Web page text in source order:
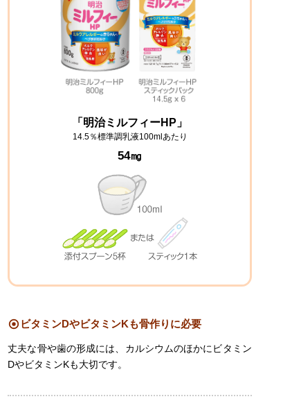
「明治ミルフィーHP」
14.5％標準調乳液100mlあたり
54㎎
ビタミンDやビタミンKも骨作りに必要
丈夫な骨や歯の形成には、カルシウムのほかにビタミン
DやビタミンKも大切です。